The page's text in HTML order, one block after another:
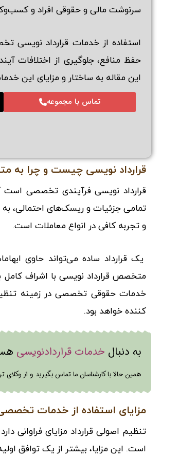
سرنوشت مالی و حقوقی افراد و
استفاده از خدمات قرارداد نویسی
حفظ منافع، جلوگیری از اختلافات
این مقاله به ساختار و مزایای این
تماس با مجموعه
قرارداد نویسی چیست و چرا به
قرارداد نویسی فرآیندی تخصصی
تمامی جزئیات و ریسک‌های احتمالی،
و تجربه کافی در انواع معاملات است.
یک قرارداد ساده می‌تواند حاوی
متخصص قرارداد نویسی با اشراف کامل
خدمات حقوقی تخصصی در زمینه
کننده خواهد بود.
به دنبال خدمات قراردادنویسی
همین حالا با کارشناسان ما تماس بگیرید و از وکلای
مزایای استفاده از خدمات تخصصی
تنظیم اصولی قرارداد مزایای فراوانی
است. این مزایا، بیشتر از یک توافق